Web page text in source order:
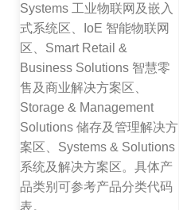
Systems 工业物联网及嵌入
式系统区、IoE 智能物联网
区、Smart Retail &
Business Solutions 智慧零
售及商业解决方案区、
Storage & Management
Solutions 储存及管理解决方
案区、Systems & Solutions
系统及解决方案区。具体产
品类别可参考产品分类代码
表。